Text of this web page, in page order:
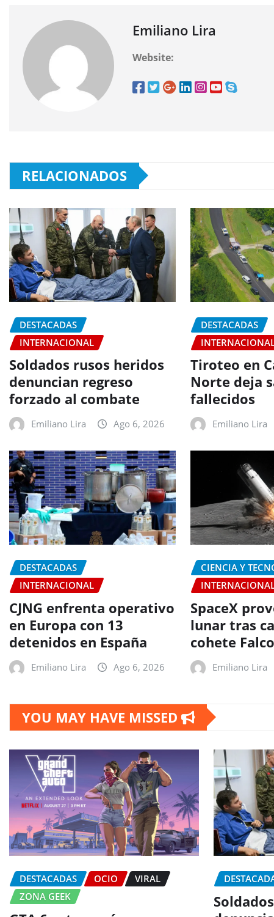
Emiliano Lira
Website:
RELACIONADOS
DESTACADAS
INTERNACIONAL
Soldados rusos heridos
denuncian regreso
forzado al combate
Emiliano Lira Ago 6, 2026
DESTACADAS
Tiroteo en
Norte deja
fallecidos
Emiliano Lira
DESTACADAS
INTERNACIONAL
CJNG enfrenta operativo
en Europa con 13
detenidos en España
Emiliano Lira Ago 6, 2026
CIENCIA Y
SpaceX
lunar tras
cohete
Emiliano Lira
YOU MAY HAVE MISSED
DESTACADAS OCIO
VIRAL
ZONA GEEK